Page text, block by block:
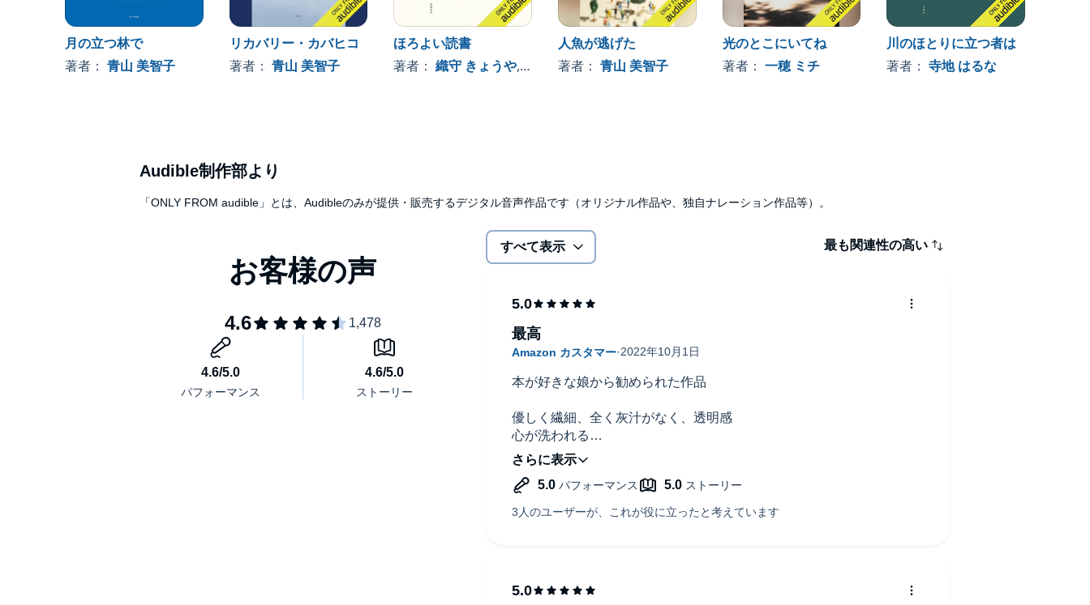
●エピローグ 水彩画の大家であるジャック・ジャクソンの元に、20代の頃に描き、手放したある絵画が戻
ってきて……。©2021 Michiko Aoyama (P)2022 Audible, Inc.
月の立つ林で
著者： 青山 美智子
リカバリー・カバヒコ
著者： 青山 美智子
ほろよい読書
著者：織守 きょうや, 、その他
人魚が逃げた
著者： 青山 美智子
光のとこにいてね
著者： 一穂 ミチ
川のほとりに立つ者は
著者：寺地 はるな
Audible制作部より
「ONLY FROM audible」とは、Audibleのみが提供・販売するデジタル音声作品です（オリジナル作品や、独自ナレーション作品等）。
すべて表示 最も関連性の高い
本が好きな娘から勧められた作品
優しく繊細、全く灰汁がなく、透明感
心が洗われる
ナレーション、声色もピッタリでした。
素晴らしい作品。
最高